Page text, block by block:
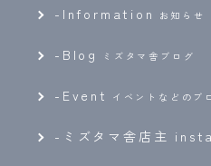
- Information お知らせ
- Blog ミズタマ舎ブログ
- Event イベントなどのブ
-ミズタマ舎店主